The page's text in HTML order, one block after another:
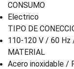
CONSUMO
Electrico
TIPO DE
110-120 V / 60 Hz
MATERIAL
Acero inoxidable /